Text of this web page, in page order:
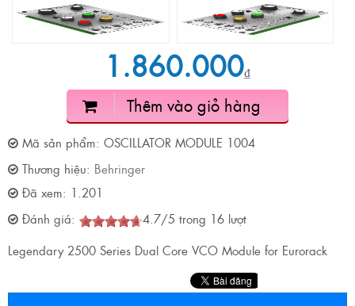
1.860.000₫
Thêm vào giỏ hàng
Mã sản phẩm: OSCILLATOR MODULE 1004
Thương hiệu: Behringer
Đã xem: 1.201
Đánh giá:
4.7/5 trong 16 lượt
Legendary 2500 Series Dual Core VCO Module for Eurorack